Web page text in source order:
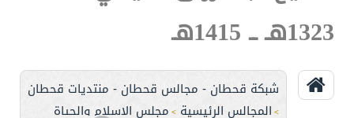
1323هـ ــ 1415هـ
شبكة قحطان - مجالس قحطان - منتديات قحطان
> المجالس الرئيسية > مجلس الإسلام والحياة